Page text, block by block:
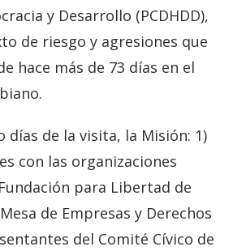
y Desarrollo (PCDHDD),
de riesgo y agresiones que
hace más de 73 días en el
días de la visita, la Misión: 1)
con las organizaciones
para Libertad de
de Empresas y Derechos
del Comité Cívico de